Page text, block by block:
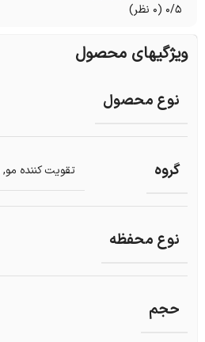
0/5 (0 نظر)
ویژگیهای محصول
نوع محصول
گروه تقویت کننده مو,
نوع محفظه
حجم